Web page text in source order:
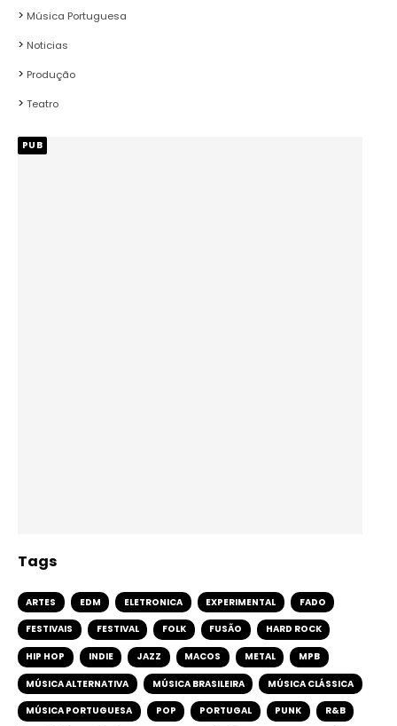
Música Portuguesa
Noticias
Produção
Teatro
PUB
Tags
ARTES EDM ELETRONICA EXPERIMENTAL FADO
FESTIVAIS FESTIVAL FOLK FUSÃO HARD ROCK
HIP HOP INDIE JAZZ MACOS METAL MPB
MÚSICA ALTERNATIVA MÚSICA BRASILEIRA MÚSICA CLÁSSICA
MÚSICA PORTUGUESA POP PORTUGAL PUNK R&B